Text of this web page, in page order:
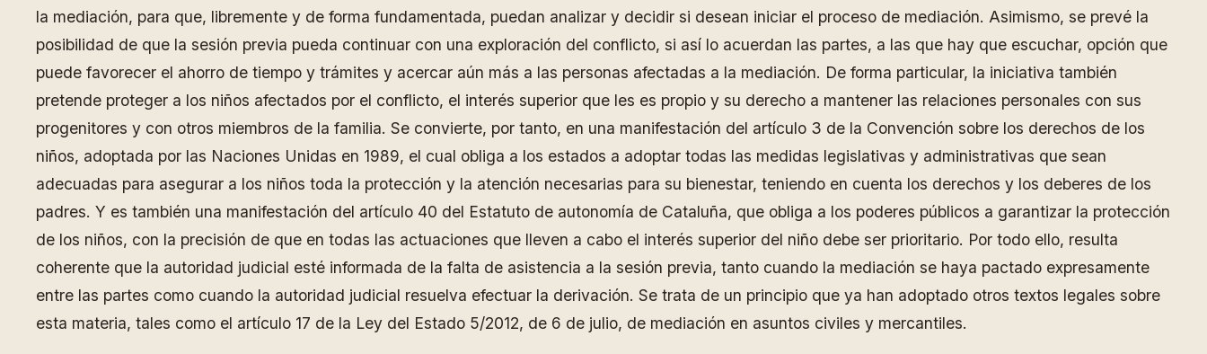
la mediación, para que, libremente y de forma fundamentada, puedan analizar y decidir si desean iniciar el proceso de mediación. Asimismo, se prevé la
posibilidad de que la sesión previa pueda continuar con una exploración del conflicto, si así lo acuerdan las partes, a las que hay que escuchar, opción que
puede favorecer el ahorro de tiempo y trámites y acercar aún más a las personas afectadas a la mediación. De forma particular, la iniciativa también
pretende proteger a los niños afectados por el conflicto, el interés superior que les es propio y su derecho a mantener las relaciones personales con sus
progenitores y con otros miembros de la familia. Se convierte, por tanto, en una manifestación del artículo 3 de la Convención sobre los derechos de los
niños, adoptada por las Naciones Unidas en 1989, el cual obliga a los estados a adoptar todas las medidas legislativas y administrativas que sean
adecuadas para asegurar a los niños toda la protección y la atención necesarias para su bienestar, teniendo en cuenta los derechos y los deberes de los
padres. Y es también una manifestación del artículo 40 del Estatuto de autonomía de Cataluña, que obliga a los poderes públicos a garantizar la protección
de los niños, con la precisión de que en todas las actuaciones que lleven a cabo el interés superior del niño debe ser prioritario. Por todo ello, resulta
coherente que la autoridad judicial esté informada de la falta de asistencia a la sesión previa, tanto cuando la mediación se haya pactado expresamente
entre las partes como cuando la autoridad judicial resuelva efectuar la derivación. Se trata de un principio que ya han adoptado otros textos legales sobre
esta materia, tales como el artículo 17 de la Ley del Estado 5/2012, de 6 de julio, de mediación en asuntos civiles y mercantiles.